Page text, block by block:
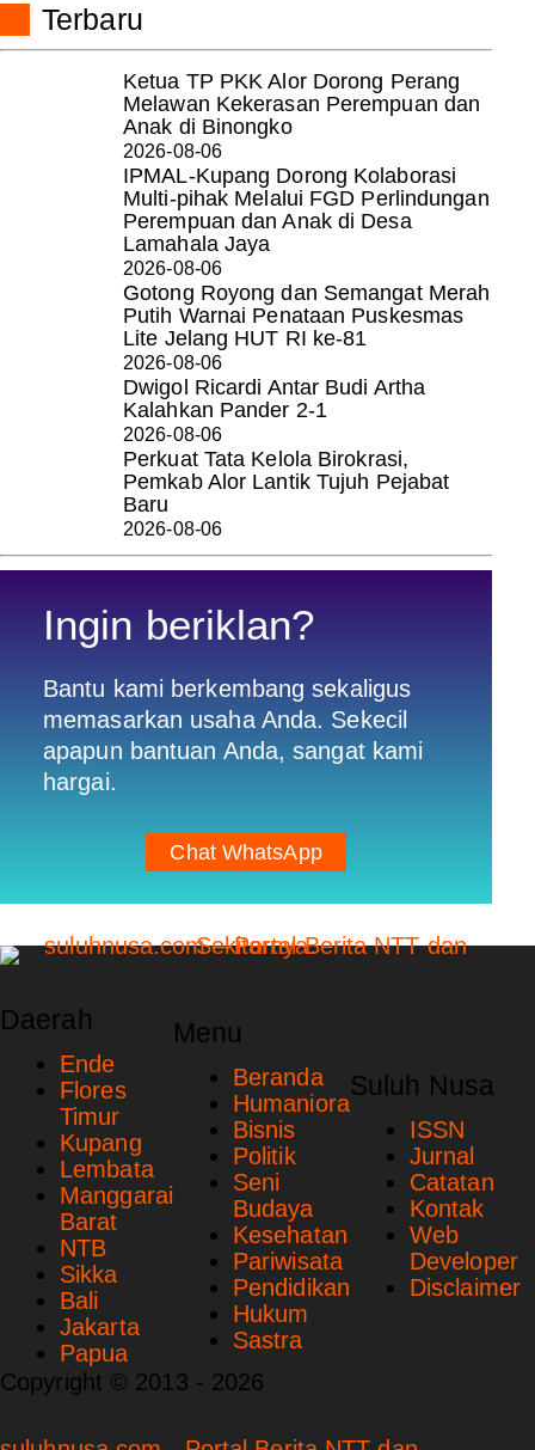
Terbaru
Ketua TP PKK Alor Dorong Perang
Melawan Kekerasan Perempuan dan
Anak di Binongko
2026-08-06
IPMAL-Kupang Dorong Kolaborasi
Multi-pihak Melalui FGD Perlindungan
Perempuan dan Anak di Desa
Lamahala Jaya
2026-08-06
Gotong Royong dan Semangat Merah
Putih Warnai Penataan Puskesmas
Lite Jelang HUT RI ke-81
2026-08-06
Dwigol Ricardi Antar Budi Artha
Kalahkan Pander 2-1
2026-08-06
Perkuat Tata Kelola Birokrasi,
Pemkab Alor Lantik Tujuh Pejabat
Baru
2026-08-06
Ingin beriklan?
Bantu kami berkembang sekaligus
memasarkan usaha Anda. Sekecil
apapun bantuan Anda, sangat kami
hargai.
Chat WhatsApp
Daerah
Ende
Flores
Timur
Kupang
Lembata
Manggarai
Barat
NTB
Sikka
Bali
Jakarta
Papua
Menu
Beranda
Humaniora
Bisnis
Politik
Seni
Budaya
Kesehatan
Pariwisata
Pendidikan
Hukum
Sastra
Suluh Nusa
ISSN
Jurnal
Catatan
Kontak
Web
Developer
Disclaimer
Copyright © 2013 - 2026